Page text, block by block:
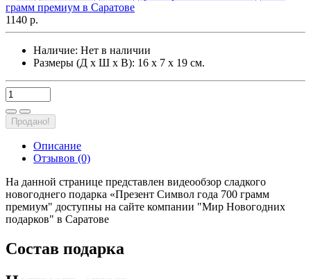
1140 р.
Наличие: Нет в наличии
Размеры (Д х Ш х В): 16 х 7 х 19 см.
Продано!
Описание
Отзывов (0)
На данной странице представлен видеообзор сладкого
новогоднего подарка «Презент Символ года 700 грамм
премиум" доступны на сайте компании "Мир Новогодних
подарков" в Саратове
Состав подарка